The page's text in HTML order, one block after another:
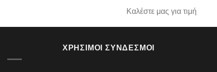
Καλέστε μας για τιμή
ΧΡΉΣΙΜΟΙ ΣΎΝΔΕΣΜΟΙ